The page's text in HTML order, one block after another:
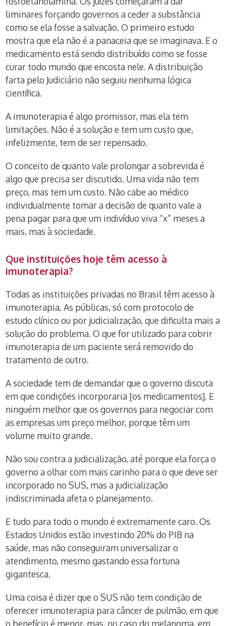
liminares forçando governos a ceder a substância
como se ela fosse a salvação. O primeiro estudo
mostra que ela não é a panaceia que se imaginava. E o
medicamento está sendo distribuído como se fosse
curar todo mundo que encosta nele. A distribuição
farta pelo Judiciário não seguiu nenhuma lógica
científica.
A imunoterapia é algo promissor, mas ela tem
limitações. Não é a solução e tem um custo que,
infelizmente, tem de ser repensado.
O conceito de quanto vale prolongar a sobrevida é
algo que precisa ser discutido. Uma vida não tem
preço, mas tem um custo. Não cabe ao médico
individualmente tomar a decisão de quanto vale a
pena pagar para que um indivíduo viva “x” meses a
mais, mas à sociedade.
Que instituições hoje têm acesso à
imunoterapia?
Todas as instituições privadas no Brasil têm acesso à
imunoterapia. As públicas, só com protocolo de
estudo clínico ou por judicialização, que dificulta mais a
solução do problema. O que for utilizado para cobrir
imunoterapia de um paciente será removido do
tratamento de outro.
A sociedade tem de demandar que o governo discuta
em que condições incorporaria [os medicamentos]. E
ninguém melhor que os governos para negociar com
as empresas um preço melhor, porque têm um
volume muito grande.
Não sou contra a judicialização, até porque ela força o
governo a olhar com mais carinho para o que deve ser
incorporado no SUS, mas a judicialização
indiscriminada afeta o planejamento.
E tudo para todo o mundo é extremamente caro. Os
Estados Unidos estão investindo 20% do PIB na
saúde, mas não conseguiram universalizar o
atendimento, mesmo gastando essa fortuna
gigantesca.
Uma coisa é dizer que o SUS não tem condição de
oferecer imunoterapia para câncer de pulmão, em que
o benefício é menor, mas, no caso do melanoma, em